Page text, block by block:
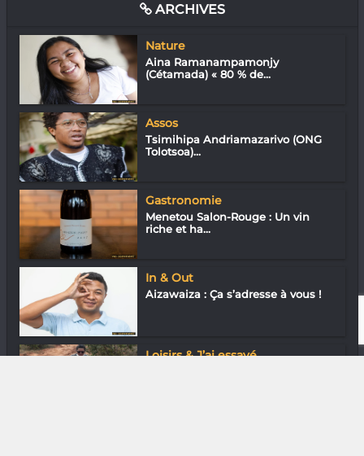
ARCHIVES
Nature
Aina Ramanampamonjy
(Cétamada) « 80 % de...
Assos
Tsimihipa Andriamazarivo (ONG
Tolotsoa)...
Gastronomie
Menetou Salon-Rouge : Un vin
riche et ha...
In & Out
Aizawaiza : Ça s’adresse à vous !
Loisirs & J’ai essayé